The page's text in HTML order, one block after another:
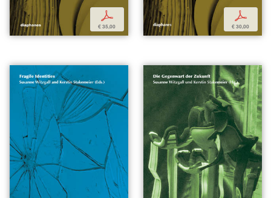
p
€ 35,00
p
€ 30,00